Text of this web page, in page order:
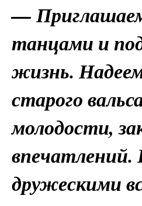
—
танцами и
жизнь.
старого
молодости,
дружескими